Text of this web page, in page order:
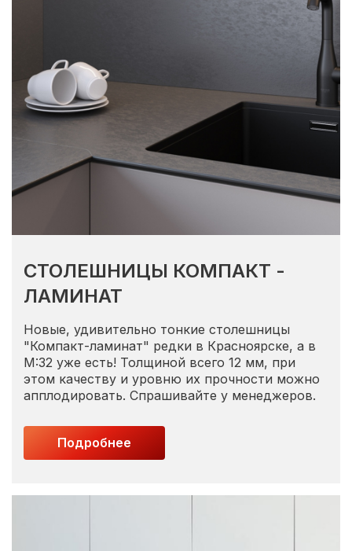
СТОЛЕШНИЦЫ КОМПАКТ -
ЛАМИНАТ
Новые, удивительно тонкие столешницы
"Компакт-ламинат" редки в Красноярске, а в
М:32 уже есть! Толщиной всего 12 мм, при
этом качеству и уровню их прочности можно
апплодировать. Спрашивайте у менеджеров.
Подробнее